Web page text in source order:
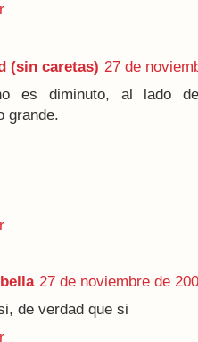
(sin caretas) 27 de
es diminuto, al lado
grande.
27 de noviembre de
de verdad que si